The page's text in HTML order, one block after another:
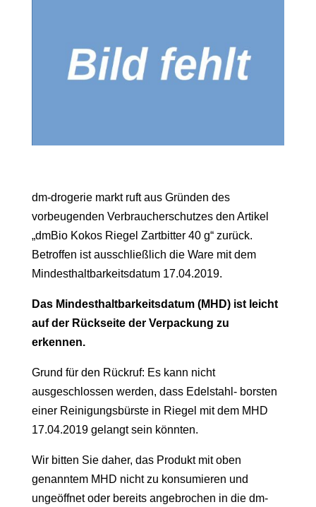
dm-drogerie markt ruft aus Gründen des
vorbeugenden Verbraucherschutzes den Artikel
„dmBio Kokos Riegel Zartbitter 40 g“ zurück.
Betroffen ist ausschließlich die Ware mit dem
Mindesthaltbarkeitsdatum 17.04.2019.
Das Mindesthaltbarkeitsdatum (MHD) ist leicht
auf der Rückseite der Verpackung zu
erkennen.
Grund für den Rückruf: Es kann nicht
ausgeschlossen werden, dass Edelstahl- borsten
einer Reinigungsbürste in Riegel mit dem MHD
17.04.2019 gelangt sein könnten.
Wir bitten Sie daher, das Produkt mit oben
genanntem MHD nicht zu konsumieren und
ungeöffnet oder bereits angebrochen in die dm-